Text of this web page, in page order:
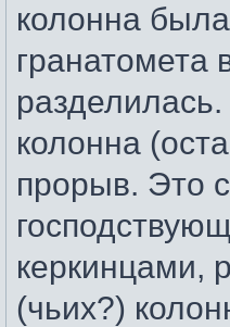
колонна
колонна
прорыв. Это
керкинцами,
(чьих?)